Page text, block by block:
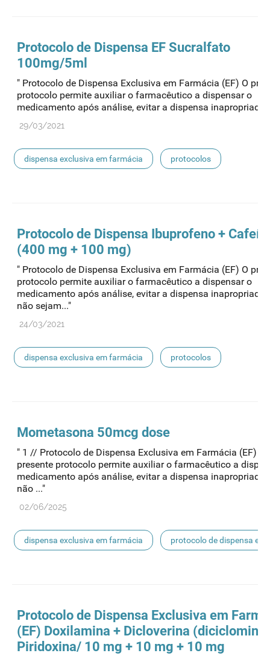
Protocolo de Dispensa EF Sucralfato
100mg/5ml
" Protocolo de Dispensa Exclusiva em Farmácia (EF) O
protocolo permite auxiliar o farmacêutico a dispensar o
medicamento após análise, evitar a dispensa
29/03/2021
dispensa exclusiva em farmácia protocolos
Protocolo de Dispensa Ibuprofeno +
(400 mg + 100 mg)
" Protocolo de Dispensa Exclusiva em Farmácia (EF) O
protocolo permite auxiliar o farmacêutico a dispensar o
medicamento após análise, evitar a dispensa inapropriada
não sejam..."
24/03/2021
dispensa exclusiva em farmácia protocolos
Mometasona 50mcg dose
" 1 // Protocolo de Dispensa Exclusiva em Farmácia (EF) O
presente protocolo permite auxiliar o farmacêutico a
medicamento após análise, evitar a dispensa inapropriada
não ..."
02/06/2025
dispensa exclusiva em farmácia protocolo de dispensa ef
Protocolo de Dispensa Exclusiva em
(EF) Doxilamina + Dicloverina
Piridoxina/ 10 mg + 10 mg + 10 mg